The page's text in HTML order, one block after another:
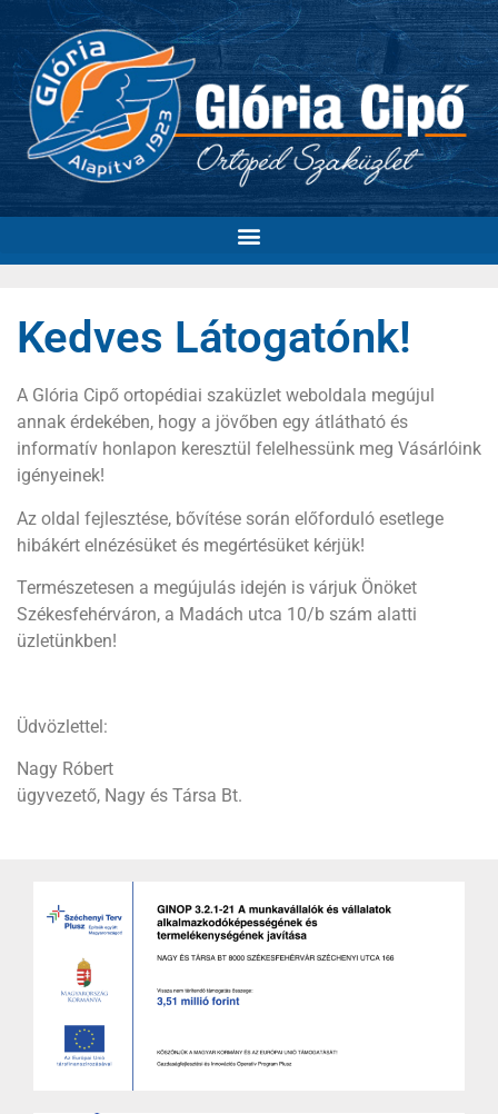
Kedves Látogatónk!
A Glória Cipő ortopédiai szaküzlet weboldala megújul
annak érdekében, hogy a jövőben egy átlátható és
informatív honlapon keresztül felelhessünk meg Vásárlóink
igényeinek!
Az oldal fejlesztése, bővítése során előforduló esetlege
hibákért elnézésüket és megértésüket kérjük!
Természetesen a megújulás idején is várjuk Önöket
Székesfehérváron, a Madách utca 10/b szám alatti
üzletünkben!
Üdvözlettel:
Nagy Róbert
ügyvezető, Nagy és Társa Bt.